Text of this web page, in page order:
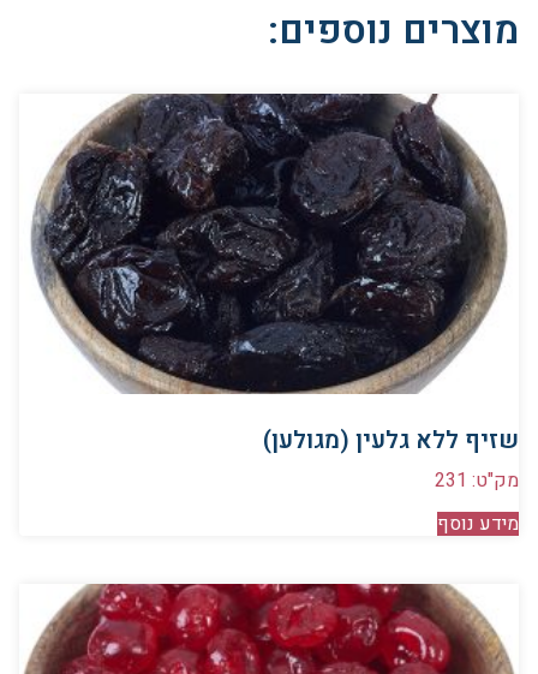
מוצרים נוספים:
שזיף ללא גלעין (מגולען)
מק"ט: 231
מידע נוסף